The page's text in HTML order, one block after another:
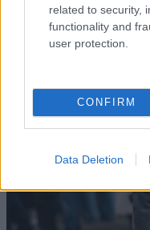
related to security,
functionality and
user protection.
CONFIRM
Data Deletion
Loro Piana: Η
οίκου στον κόσμο
status δεν